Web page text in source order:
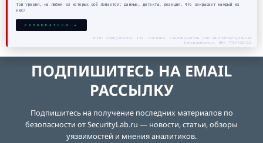
Три уровня, на любом из которых всё ломается: данные, детекты, реакция. Что закрывает каждый из
них?
РАЗОБРАТЬСЯ →
erid: 2SDnjecN7Gw. 18+. Реклама. Рекламодатель ООО «Интеллектуальная
безопасность», ИНН 7719435412
ПОДПИШИТЕСЬ НА EMAIL
РАССЫЛКУ
Подпишитесь на получение последних материалов по
безопасности от SecurityLab.ru — новости, статьи, обзоры
уязвимостей и мнения аналитиков.